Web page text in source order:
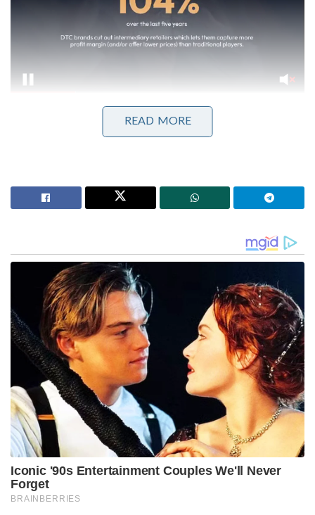
ഓപ്പറേഷൻ സിന്ദൂറിന് ശേഷം നിലവിൽ
സന്ദേശങ്ങൾ മാത്രമാണ് ഏക ആശയവിനിമയ
മാർഗ്ഗം. എന്നാൽ അമേരിക്കയിൽ ഡോണാൾഡ് ട്രംപ്
പുലർത്തുന്ന അടുപ്പവുമാണ് പുതിയ നീക്കങ്ങൾക്ക്
പിന്നിലെ പ്രധാന ഘടകം. ഇറാൻ-ഇസ്രായേൽ
തർക്കത്തിൽ പാകിസ്ഥാൻ മധ്യസ്ഥനായി മാറുന്നതും
അമേരിക്കൻ ഭരണകൂടത്തിൽ അവർ സ്വാധീനം
ചെലുത്തുന്നതും ഇന്ത്യ ഗൗരവത്തോടെയാണ്
കാണുന്നത്. ട്രംപ് ഭരണകൂടം നേരിട്ട് ഇടപെട്ട് ഇന്ത്യ-
പാക് വിഷയത്തിൽ സമ്മർദ്ദം ചെലുത്തുന്നത്
ഒഴിവാക്കാൻ ഇന്ത്യയുടെ തന്നെ ഒരു ആശയവിനിമയ
സംവിധാനം ഉണ്ടാകുന്നത് ഉചിതമായിരിക്കുമെന്ന്
നയതന്ത്ര വിദഗ്ധർ ചൂണ്ടിക്കാട്ടുന്നു. ഏതെങ്കിലും
തരത്തിലുള്ള ഭീകരാക്രമണം ഉണ്ടായാൽ അത്
യുദ്ധപ്രഖ്യാപനമായി കാണുമെന്ന ഭാരതത്തിന്റെ
‘പുതിയ സാധാരണ നില’ (New Normal) പാകിസ്താനെ
ഭയപ്പെടുത്തുന്നുണ്ട്.
READ MORE